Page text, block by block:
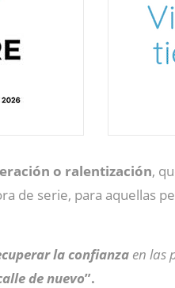
o ralentización,
de serie, para aquellas
la confianza en las
de nuevo”.